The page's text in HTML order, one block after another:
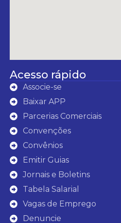
Acesso rápido
Associe-se
Baixar APP
Parcerias Comerciais
Convenções
Convênios
Emitir Guias
Jornais e Boletins
Tabela Salarial
Vagas de Emprego
Denuncie